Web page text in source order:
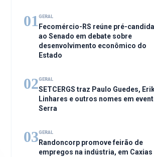
01 GERAL
Fecomércio-RS reúne pré-
ao Senado em debate sobre
desenvolvimento econômico do
Estado
02GERAL
SETCERGS traz Paulo Guedes,
Linhares e outros nomes em
Serra
03GERAL
Randoncorp promove feirão de
empregos na indústria, em Caxias